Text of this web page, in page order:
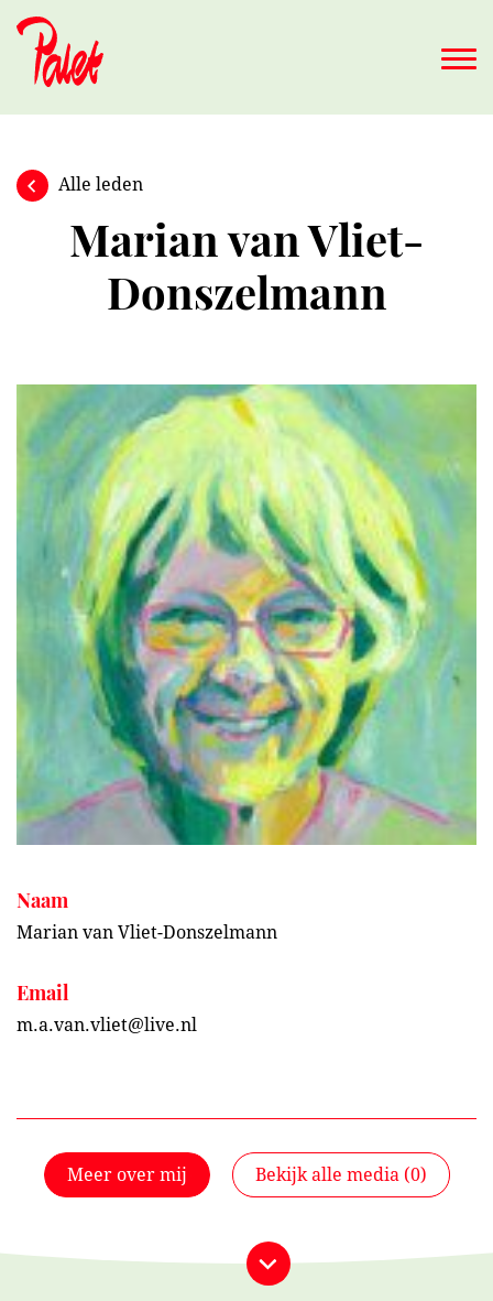
Naar hoofdinhoud
Alle leden
Marian van Vliet-
Donszelmann
Naam
Marian van Vliet-Donszelmann
Email
m.a.van.vliet@live.nl
Meer over mij Bekijk alle media (0)
Bekijk alle media (0)